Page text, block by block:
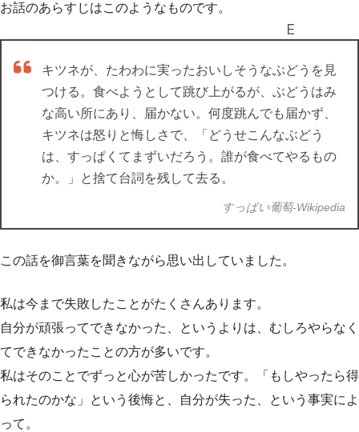
お話のあらすじはこのようなものです。
キツネが、たわわに実ったおいしそうなぶどうを見
つける。食べようとして跳び上がるが、ぶどうはみ
な高い所にあり、届かない。何度跳んでも届かず、
キツネは怒りと悔しさで、「どうせこんなぶどう
は、すっぱくてまずいだろう。誰が食べてやるもの
か。」と捨て台詞を残して去る。
すっぱい葡萄-Wikipedia
この話を御言葉を聞きながら思い出していました。
私は今まで失敗したことがたくさんあります。
自分が頑張ってできなかった、というよりは、むしろやらなく
てできなかったことの方が多いです。
私はそのことでずっと心が苦しかったです。「もしやったら得
られたのかな」という後悔と、自分が失った、という事実によ
って。